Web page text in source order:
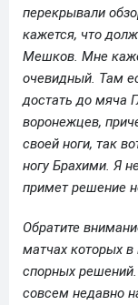
перекрывали
кажется, что
Мешков. Мне
очевидный. Там
достать до мяча
воронежцев,
своей ноги, так
ногу Брахими. Я
примет решение
Обратите
матчах которых
спорных
совсем недавно